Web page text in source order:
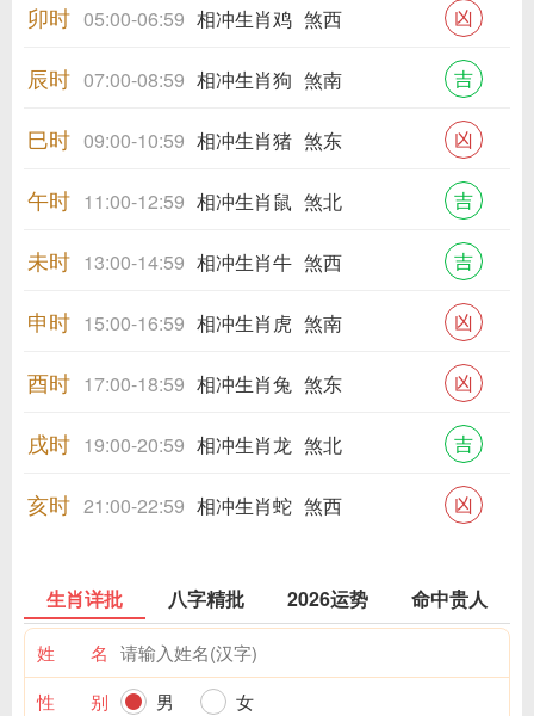
卯时 05:00-06:59 相冲生肖鸡 煞西 凶
辰时 07:00-08:59 相冲生肖狗 煞南 吉
巳时 09:00-10:59 相冲生肖猪 煞东 凶
午时 11:00-12:59 相冲生肖鼠 煞北 吉
未时 13:00-14:59 相冲生肖牛 煞西 吉
申时 15:00-16:59 相冲生肖虎 煞南 凶
酉时 17:00-18:59 相冲生肖兔 煞东 凶
戌时 19:00-20:59 相冲生肖龙 煞北 吉
亥时 21:00-22:59 相冲生肖蛇 煞西 凶
生肖详批 八字精批 2026运势 命中贵人
姓 名
性 别
男
女